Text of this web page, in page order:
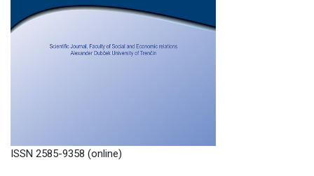
ISSN 2585-9358 (online)